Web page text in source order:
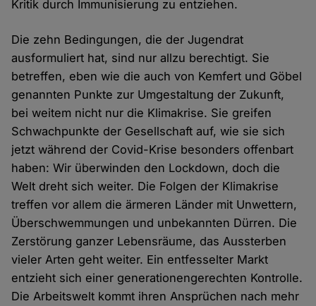
Kritik durch Immunisierung zu entziehen.
Die zehn Bedingungen, die der Jugendrat
ausformuliert hat, sind nur allzu berechtigt. Sie
betreffen, eben wie die auch von Kemfert und Göbel
genannten Punkte zur Umgestaltung der Zukunft,
bei weitem nicht nur die Klimakrise. Sie greifen
Schwachpunkte der Gesellschaft auf, wie sie sich
jetzt während der Covid-Krise besonders offenbart
haben: Wir überwinden den Lockdown, doch die
Welt dreht sich weiter. Die Folgen der Klimakrise
treffen vor allem die ärmeren Länder mit Unwettern,
Überschwemmungen und unbekannten Dürren. Die
Zerstörung ganzer Lebensräume, das Aussterben
vieler Arten geht weiter. Ein entfesselter Markt
entzieht sich einer generationengerechten Kontrolle.
Die Arbeitswelt kommt ihren Ansprüchen nach mehr